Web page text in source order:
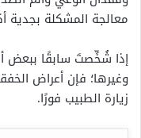
معالجة المشكلة بجدية
إذا شُخِّصتَ سابقًا ببعض
وغيرها؛ فإن أعراض
زيارة الطبيب فورًا.